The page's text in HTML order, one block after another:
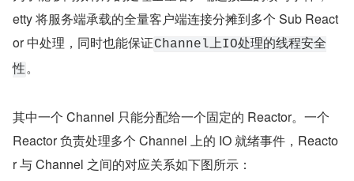
这里 read loop 循环最大读取次数可在启动配置类 ServerB
ootstrap 中通过ChannelOption.MAX_MESSAGES_PER
_READ
ServerBootstrap b = new ServerBootstrap();
  .channel(NioServerSocketChannel.class)
复制代码